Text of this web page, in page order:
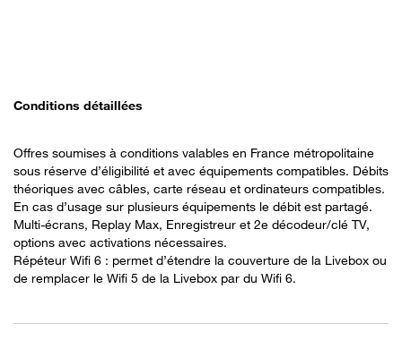
Conditions détaillées
Offres soumises à conditions valables en France métropolitaine
sous réserve d’éligibilité et avec équipements compatibles. Débits
théoriques avec câbles, carte réseau et ordinateurs compatibles.
En cas d’usage sur plusieurs équipements le débit est partagé.
Multi-écrans, Replay Max, Enregistreur et 2e décodeur/clé TV,
options avec activations nécessaires.
Répéteur Wifi 6 : permet d’étendre la couverture de la Livebox ou
de remplacer le Wifi 5 de la Livebox par du Wifi 6.